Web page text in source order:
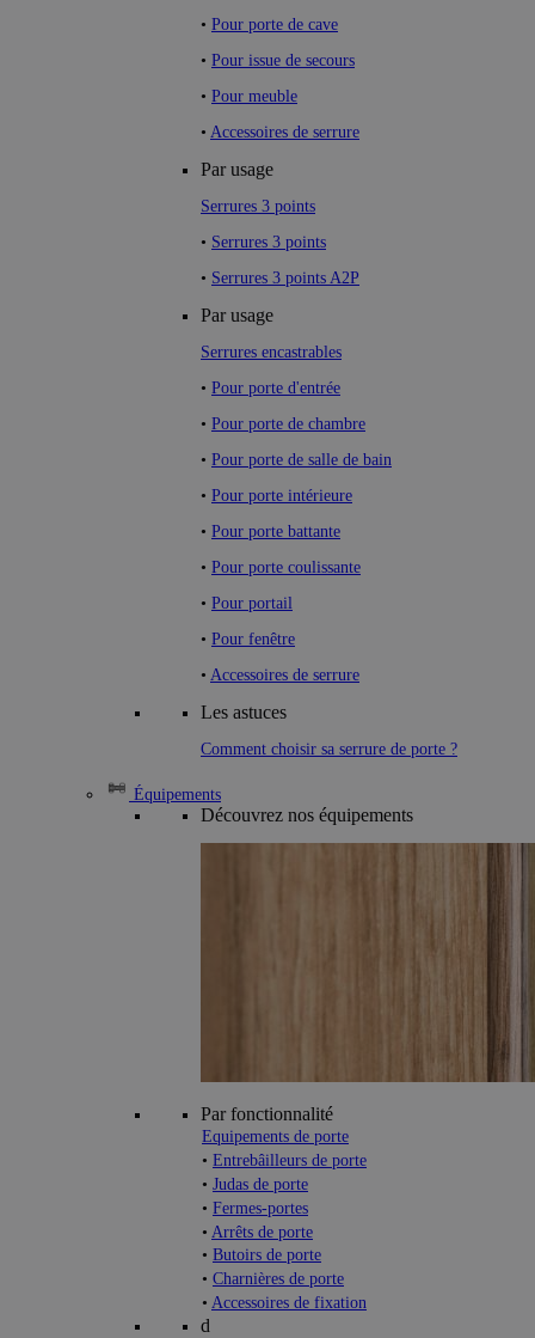
• Pour porte de cave
• Pour issue de secours
• Pour meuble
• Accessoires de serrure
Par usage
Serrures 3 points
• Serrures 3 points
• Serrures 3 points A2P
Par usage
Serrures encastrables
• Pour porte d'entrée
• Pour porte de chambre
• Pour porte de salle de bain
• Pour porte intérieure
• Pour porte battante
• Pour porte coulissante
• Pour portail
• Pour fenêtre
• Accessoires de serrure
Les astuces
Comment choisir sa serrure de porte ?
Équipements
Découvrez nos équipements
Par fonctionnalité
Equipements de porte
• Entrebâilleurs de porte
• Judas de porte
• Fermes-portes
• Arrêts de porte
• Butoirs de porte
• Charnières de porte
• Accessoires de fixation
d